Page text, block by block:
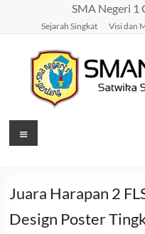
SMA Negeri 1
Sejarah Singkat Visi dan
SMAN
GENTENG
Sakta
Menu
Juara Harapan 2
Design Poster